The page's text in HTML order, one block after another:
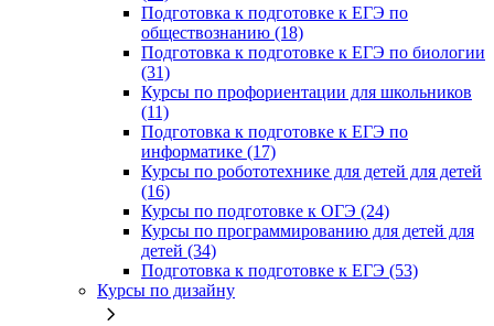
Подготовка к подготовке к ЕГЭ по
обществознанию (18)
Подготовка к подготовке к ЕГЭ по биологии
(31)
Курсы по профориентации для школьников
(11)
Подготовка к подготовке к ЕГЭ по
информатике (17)
Курсы по робототехнике для детей для детей
(16)
Курсы по подготовке к ОГЭ (24)
Курсы по программированию для детей для
детей (34)
Подготовка к подготовке к ЕГЭ (53)
Курсы по дизайну